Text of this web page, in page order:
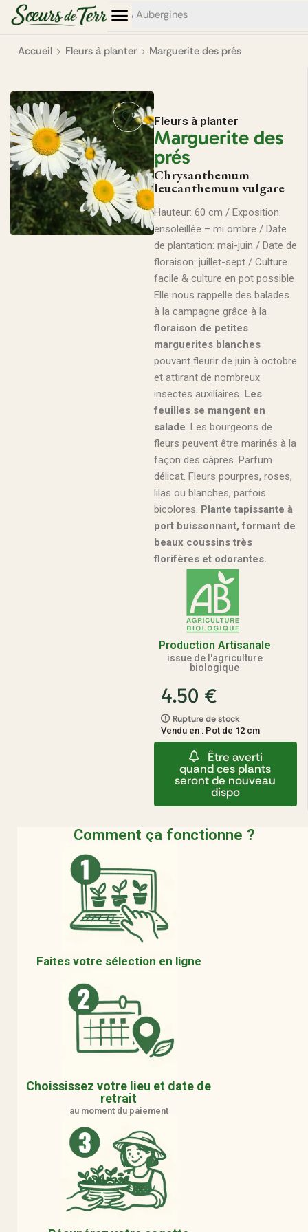
Aubergines
0
0
Accueil Fleurs à planter Marguerite des prés
Fleurs à planter
Marguerite des
prés
Chrysanthemum
leucanthemum vulgare
Hauteur: 60 cm / Exposition:
ensoleillée – mi ombre / Date
de plantation: mai-juin / Date de
floraison: juillet-sept / Culture
facile & culture en pot possible
Elle nous rappelle des balades
à la campagne grâce à la
floraison de petites
marguerites blanches
pouvant fleurir de juin à octobre
et attirant de nombreux
insectes auxiliaires. Les
feuilles se mangent en
salade. Les bourgeons de
fleurs peuvent être marinés à la
façon des câpres. Parfum
délicat. Fleurs pourpres, roses,
lilas ou blanches, parfois
bicolores. Plante tapissante à
port buissonnant, formant de
beaux coussins très
florifères et odorantes.
Production Artisanale
issue de l'agriculture
biologique
4.50 €
Rupture de stock
Vendu en : Pot de 12 cm
Être averti
quand ces plants
seront de nouveau
dispo
Comment ça fonctionne ?
Faites votre sélection en ligne
Choississez votre lieu et date de
retrait
au moment du paiement